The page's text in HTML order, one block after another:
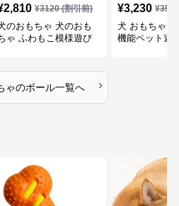
2,810 ¥3120(割引前)
のおもちゃ 犬のおも
ゃ ふわもこ模様遊び
¥3,230 ¥
犬 おもちゃ
機能ペット遊
ゃのボール一覧へ ›